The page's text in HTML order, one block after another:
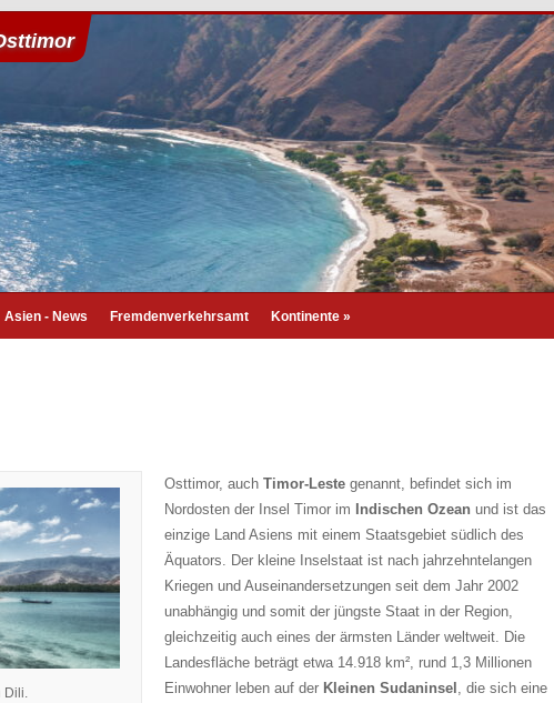
Asien - News Fremdenverkehrsamt Kontinente »
Dili.
Osttimor, auchTimor-Leste genannt, befindet sich im
Nordosten der Insel Timor im
Indischen Ozean und ist das
einzige Land Asiens mit einem Staatsgebiet südlich des
Äquators. Der kleine Inselstaat ist nach jahrzehntelangen
Kriegen und Auseinandersetzungen seit dem Jahr 2002
unabhängig und somit der jüngste Staat in der Region,
gleichzeitig auch eines der ärmsten Länder weltweit. Die
Landesfläche beträgt etwa 14.918 km², rund 1,3 Millionen
Einwohner leben auf der Kleinen Sudaninsel
, die sich eine